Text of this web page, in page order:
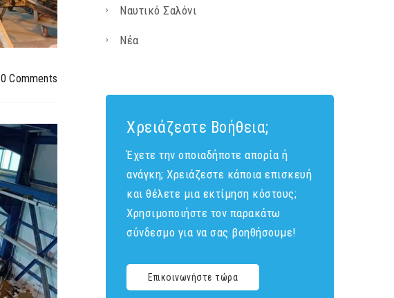
0 Comments
Ναυτικό Σαλόνι
Νέα
Χρειάζεστε Βοήθεια;
Έχετε την οποιαδήποτε απορία ή
ανάγκη; Χρειάζεστε κάποια επισκευή
και θέλετε μια εκτίμηση κόστους;
Χρησιμοποιήστε τον παρακάτω
σύνδεσμο για να σας βοηθήσουμε!
Επικοινωνήστε τώρα